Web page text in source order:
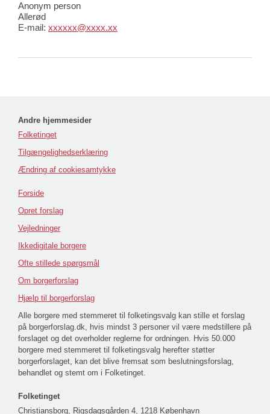
Anonym person
Allerød
E-mail: xxxxxx@xxxx.xx
Andre hjemmesider
Folketinget
Tilgængelighedserklæring
Ændring af cookiesamtykke
Forside
Opret forslag
Vejledninger
Ikkedigitale borgere
Ofte stillede spørgsmål
Om borgerforslag
Hjælp til borgerforslag
Alle borgere med stemmeret til folketingsvalg kan stille et forslag
på borgerforslag.dk, hvis mindst 3 personer vil være medstillere på
forslaget og det overholder reglerne for ordningen. Hvis 50.000
borgere med stemmeret til folketingsvalg herefter støtter
borgerforslaget, kan det blive fremsat som beslutningsforslag,
behandlet og stemt om i Folketinget.
Folketinget
Christiansborg, Rigsdagsgården 4, 1218 København